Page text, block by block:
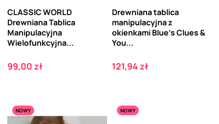
CLASSIC WORLD
Drewniana Tablica
Manipulacyjna
Wielofunkcyjna...
Cena
99,00 zł
Drewniana tablica
manipulacyjna z
okienkami Blue’s Clues &
You...
Cena
121,94 zł
NOWY NOWY